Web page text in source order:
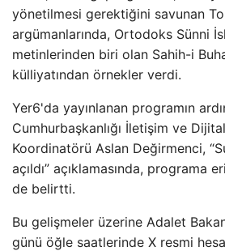
yönetilmesi gerektiğini savunan
argümanlarında, Ortodoks Sünni
metinlerinden biri olan Sahih-i
külliyatından örnekler verdi.
Yer6'da yayınlanan programın
Cumhurbaşkanlığı İletişim ve
Koordinatörü Aslan Değirmenci,
açıldı” açıklamasında, programa
de belirtti.
Bu gelişmeler üzerine Adalet
günü öğle saatlerinde X resmi